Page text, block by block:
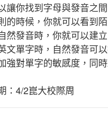
讓你找到字母與發音之
的時候，你就可以看到
然發音時，你就可以建
文單字時，自然發音可
強對單字的敏感度，同
：4/2崑大校際周